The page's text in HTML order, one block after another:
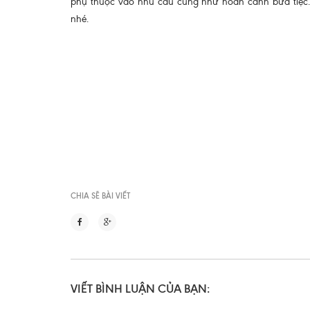
nhé.
CHIA SẼ BÀI VIẾT
VIẾT BÌNH LUẬN CỦA BẠN: